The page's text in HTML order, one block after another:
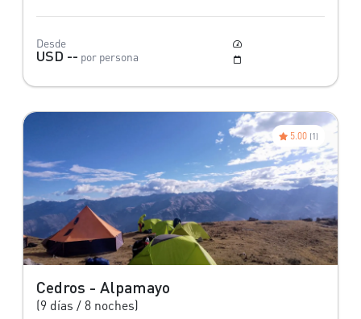
Desde
USD -- por persona
Cedros - Alpamayo
(9 días / 8 noches)
5.00 (1)